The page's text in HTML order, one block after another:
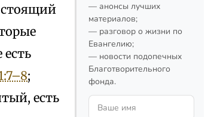
;
есть
— анонсы лучших
материалов;
— разговор о жизни по
Евангелию;
— новости подопечных
Благотворительного
фонда.